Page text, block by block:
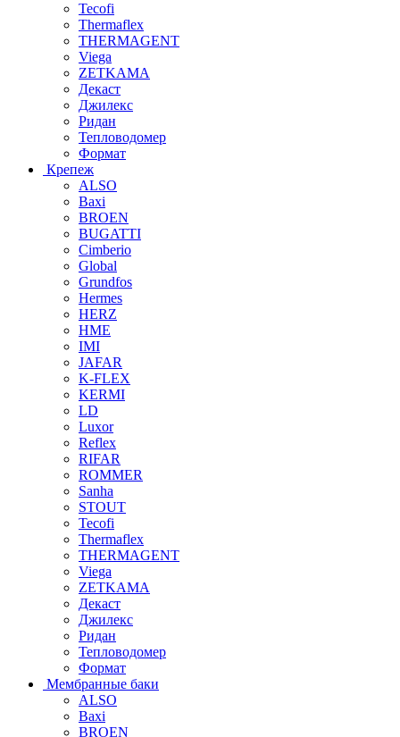
Tecofi
Thermaflex
THERMAGENT
Viega
ZETKAMA
Декаст
Джилекс
Ридан
Тепловодомер
Формат
Крепеж
ALSO
Baxi
BROEN
BUGATTI
Cimberio
Global
Grundfos
Hermes
HERZ
HME
IMI
JAFAR
K-FLEX
KERMI
LD
Luxor
Reflex
RIFAR
ROMMER
Sanha
STOUT
Tecofi
Thermaflex
THERMAGENT
Viega
ZETKAMA
Декаст
Джилекс
Ридан
Тепловодомер
Формат
Мембранные баки
ALSO
Baxi
BROEN